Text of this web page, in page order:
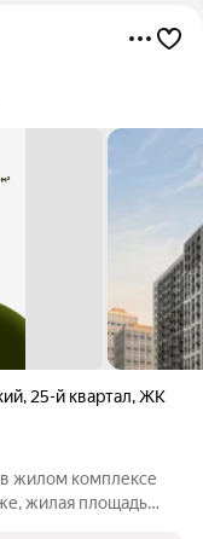
, 25-й квартал,ЖК
жилом комплексе
жилая площадь